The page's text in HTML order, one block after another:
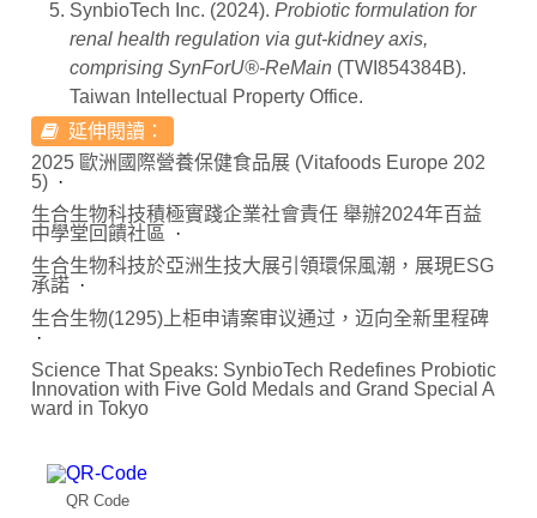
SynbioTech Inc. (2024).Probiotic formulation for
renal health regulation via gut-kidney axis,
comprising SynForU®-ReMain (TWI854384B).
Taiwan Intellectual Property Office.
延伸閱讀：
2025 歐洲國際營養保健食品展 (Vitafoods Europe 202
5)
生合生物科技積極實踐企業社會責任 舉辦2024年百益
中學堂回饋社區
生合生物科技於亞洲生技大展引領環保風潮，展現ESG
承諾
生合生物(1295)上柜申请案审议通过，迈向全新里程碑
Science That Speaks: SynbioTech Redefines Probiotic
Innovation with Five Gold Medals and Grand Special A
ward in Tokyo
QR Code